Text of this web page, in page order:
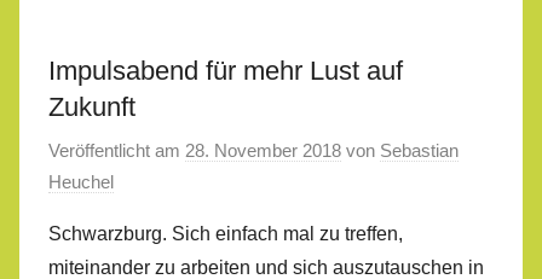
Impulsabend für mehr Lust auf
Zukunft
Veröffentlicht am 28. November 2018 von Sebastian
Heuchel
Schwarzburg. Sich einfach mal zu treffen,
miteinander zu arbeiten und sich auszutauschen in